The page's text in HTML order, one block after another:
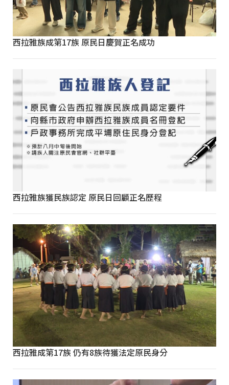
西拉雅族成第17族 原民日慶賀正名成功
西拉雅族獲民族認定 原民日回顧正名歷程
西拉雅成第17族 仍有8族待獲法定原民身分